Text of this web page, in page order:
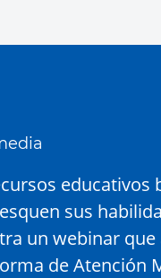
educativos
sus
un webinar que
de Atención